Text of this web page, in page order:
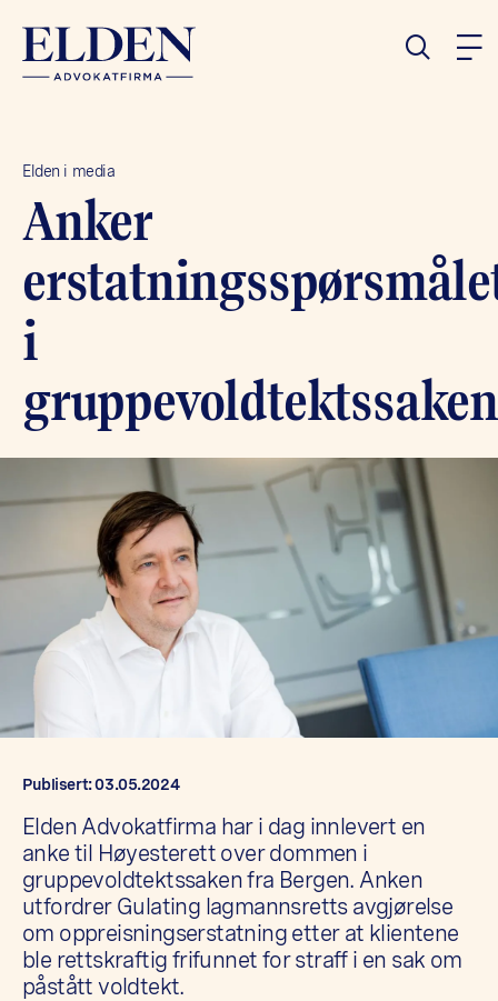
Elden i media
Anker
i
gruppevoldtektssaken
Publisert: 03.05.2024
Elden Advokatfirma har i dag innlevert en
anke til Høyesterett over dommen i
gruppevoldtektssaken fra Bergen. Anken
utfordrer Gulating lagmannsretts avgjørelse
om oppreisningserstatning etter at klientene
ble rettskraftig frifunnet for straff i en sak om
påstått voldtekt.